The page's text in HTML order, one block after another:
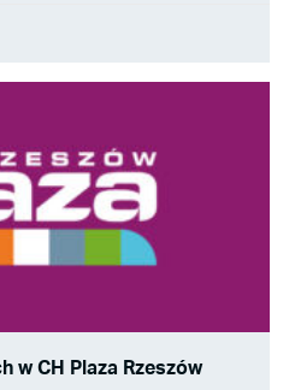
w CH Plaza Rzeszów